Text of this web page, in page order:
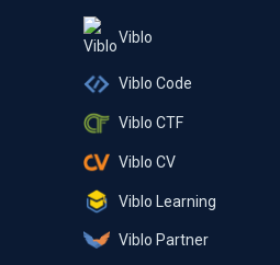
Viblo
Viblo Code
Viblo CTF
Viblo CV
Viblo Learning
Viblo Partner